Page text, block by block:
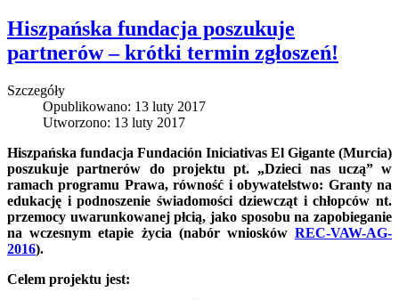
Hiszpańska fundacja poszukuje
partnerów – krótki termin zgłoszeń!
Szczegóły
Opublikowano: 13 luty 2017
Utworzono: 13 luty 2017
Hiszpańska fundacja Fundación Iniciativas El Gigante (Murcia)
poszukuje partnerów do projektu pt. „Dzieci nas uczą” w
ramach programu Prawa, równość i obywatelstwo: Granty na
edukację i podnoszenie świadomości dziewcząt i chłopców nt.
przemocy uwarunkowanej płcią, jako sposobu na zapobieganie
na wczesnym etapie życia (nabór wniosków REC-VAW-AG-
2016).
Celem projektu jest: